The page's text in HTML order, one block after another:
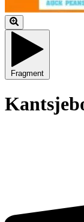
Fragment